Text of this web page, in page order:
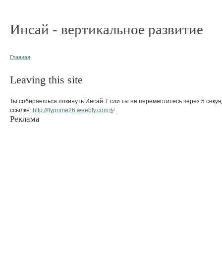
Инсай - вертикальное развитие
Главная
Leaving this site
Ты собираешься покинуть Инсай. Если ты не переместитесь через 5
ссылке: http://flyprime26.weebly.com
Реклама